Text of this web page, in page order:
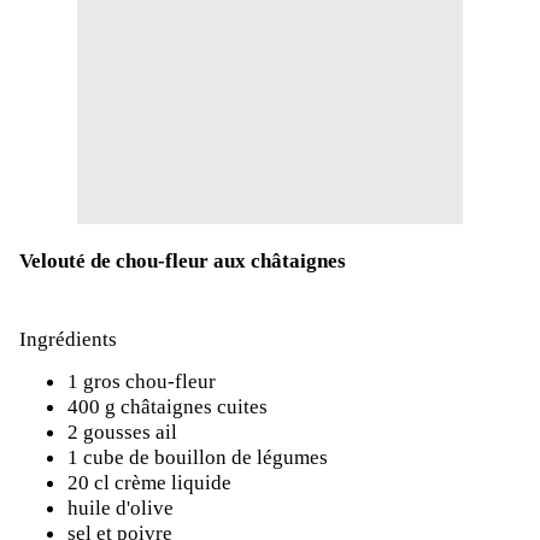
Velouté de chou-fleur aux châtaignes
Ingrédients
1 gros chou-fleur
400 g châtaignes cuites
2 gousses ail
1 cube de bouillon de légumes
20 cl crème liquide
huile d'olive
sel et poivre